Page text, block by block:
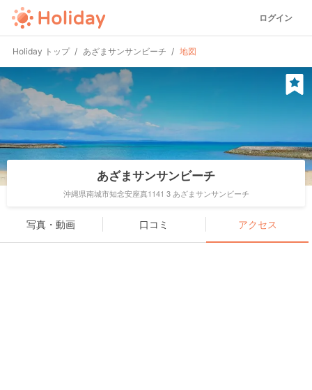
ログイン
Holiday トップ あざまサンサンビーチ 地図
あざまサンサンビーチ
沖縄県南城市知念安座真1141 3 あざまサンサンビーチ
写真・動画 口コミ アクセス